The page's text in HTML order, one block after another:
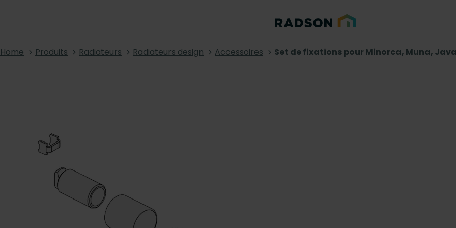
Home Produits Radiateurs Radiateurs design Accessoires Set de fixations pour Minorca, Muna,